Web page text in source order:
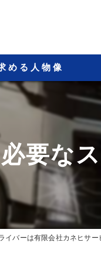
める人物像
要な
イバーは有限会社カネヒサー